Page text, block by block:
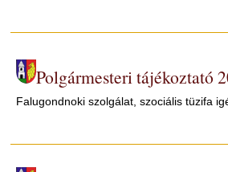
Polgármesteri tájékoztató
Falugondnoki szolgálat, szociális tüzifa